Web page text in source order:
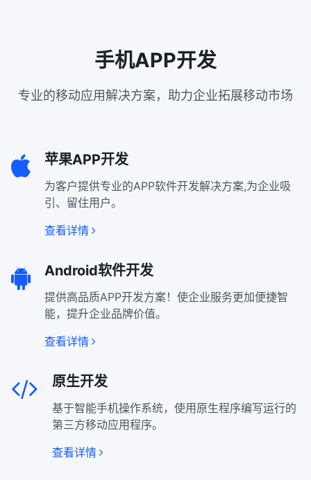
手机APP开发
专业的移动应用解决方案，助力企业拓展移动市场
苹果APP开发
为客户提供专业的APP软件开发解决方案,为企业吸
引、留住用户。
查看详情
Android软件开发
提供高品质APP开发方案！使企业服务更加便捷智
能，提升企业品牌价值。
查看详情
原生开发
基于智能手机操作系统，使用原生程序编写运行的
第三方移动应用程序。
查看详情